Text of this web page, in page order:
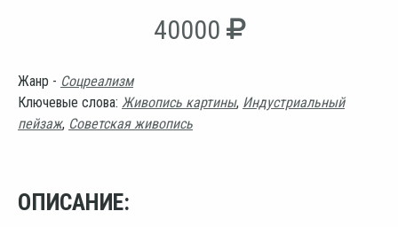
40000
Жанр - Соцреализм
Ключевые слова: Живопись картины, Индустриальный
пейзаж, Советская живопись
ОПИСАНИЕ: